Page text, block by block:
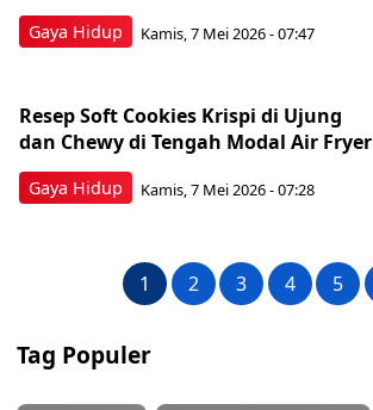
Gaya Hidup Kamis, 7 Mei 2026 - 07:47
Gaya Hidup
Resep Soft Cookies Krispi di Ujung
dan Chewy di Tengah Modal Air Fryer
Kamis, 7 Mei 2026 - 07:28
1 2 3 4 5
Tag Populer